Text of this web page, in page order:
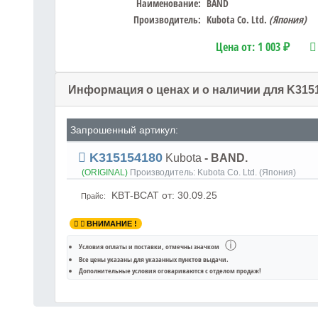
Наименование: BAND
Производитель: Kubota Co. Ltd. (Япония)
Цена от: 1 003 ₽
Информация о ценах и о наличии для
Запрошенный артикул:
K315154180 Kubota - BAND.
(ORIGINAL)Производитель: Kubota Co. Ltd. (Япония)
Прайс: KBT-BCAT от: 30.09.25
ВНИМАНИЕ !
Условия оплаты и поставки , отмечны значком ⓘ
Все цены указаны дляуказанных пунктов выдачи.
Дополнительные условия оговариваются с отделом продаж!